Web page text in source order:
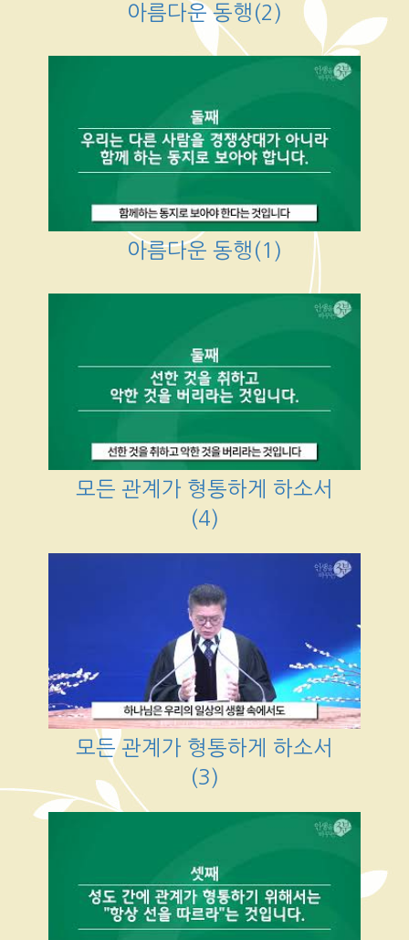
아름다운 동행(2)
아름다운 동행(1)
모든 관계가 형통하게 하소서
(4)
모든 관계가 형통하게 하소서
(3)